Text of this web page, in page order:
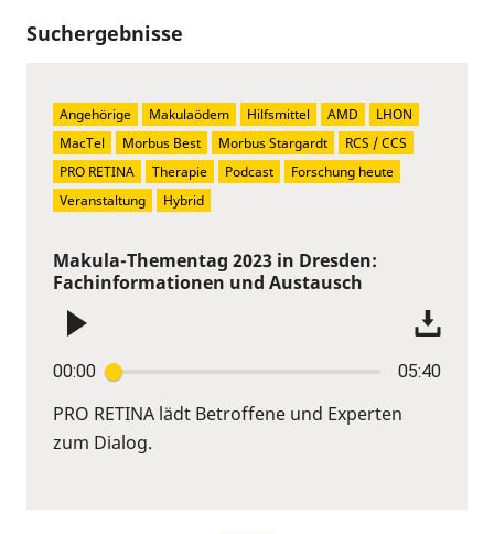
Suchergebnisse
Makula-Thementag 2023 in Dresden:
Fachinformationen und Austausch
00:00 05:40
PRO RETINA lädt Betroffene und Experten
zum Dialog.
Angehörige Makulaödem Hilfsmittel AMD
LHON
MacTel
Morbus Best Morbus Stargardt
RCS / CCS
PRO RETINA
Therapie Podcast
Forschung heute
Veranstaltung
Hybrid